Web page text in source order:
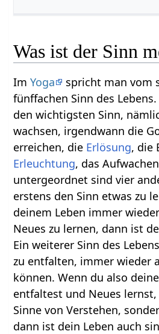
Was ist der Sinn
ImYoga
spricht man vom
fünffachen Sinn des
den wichtigsten Sinn,
wachsen, irgendwann die
erreichen, die Erlösung, die
Erleuchtung, das
untergeordnet sind vier
erstens den Sinn etwas zu
deinem Leben immer
Neues zu lernen, dann ist
Ein weiterer Sinn des
zu entfalten, immer wieder
können. Wenn du also
entfaltest und Neues
Sinne von Verstehen,
dann ist dein Leben auch